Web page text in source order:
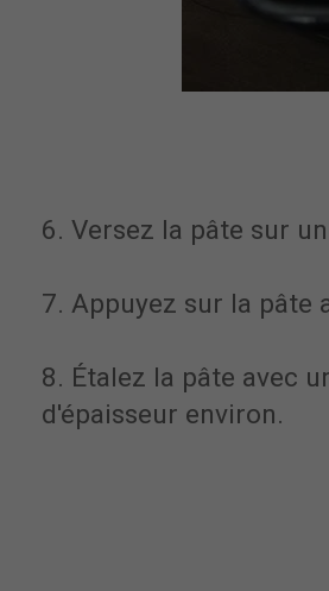
6. Versez la pâte sur
7. Appuyez sur la pâte
8. Étalez la pâte avec
d'épaisseur environ.